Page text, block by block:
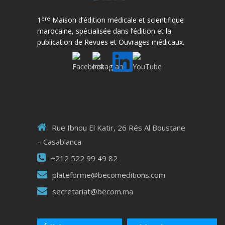
1 ère Maison d’édition médicale et scientifique
marocaine, spécialisée dans l’édition et la
publication de Revues et Ouvrages médicaux.
Rue Ibnou El Katir, 26 Rés Al Boustane
– Casablanca
+212 522 99 49 82
plateforme@becomeditions.com
secretariat@becom.ma